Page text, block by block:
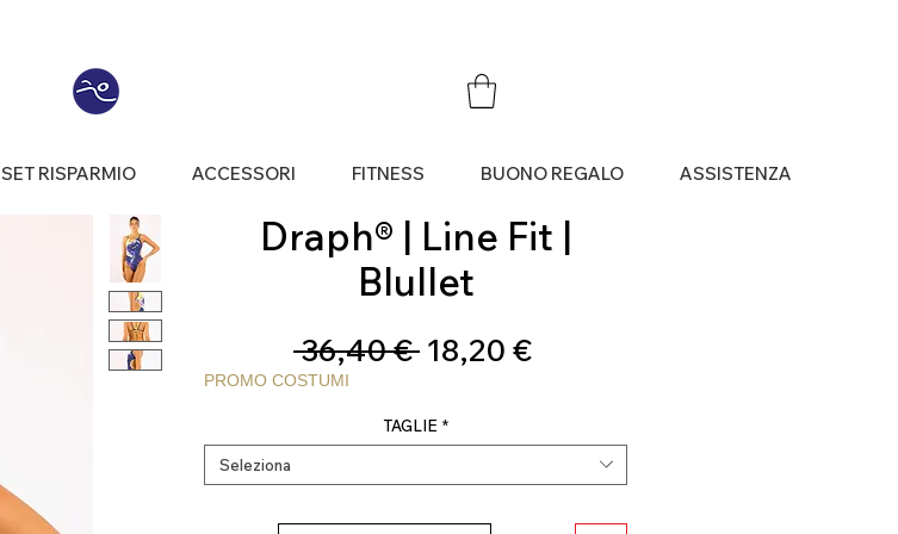
SET RISPARMIO ACCESSORI FITNESS BUONO REGALO ASSISTENZA
Draph® | Line Fit |
Blullet
36,40 € Prezzo
18,20 €Prezzo
PROMO COSTUMI
TAGLIE *
Seleziona